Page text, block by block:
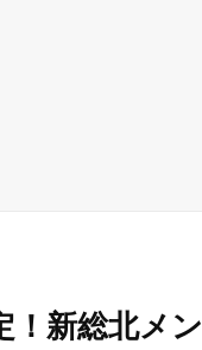
！新総北メン